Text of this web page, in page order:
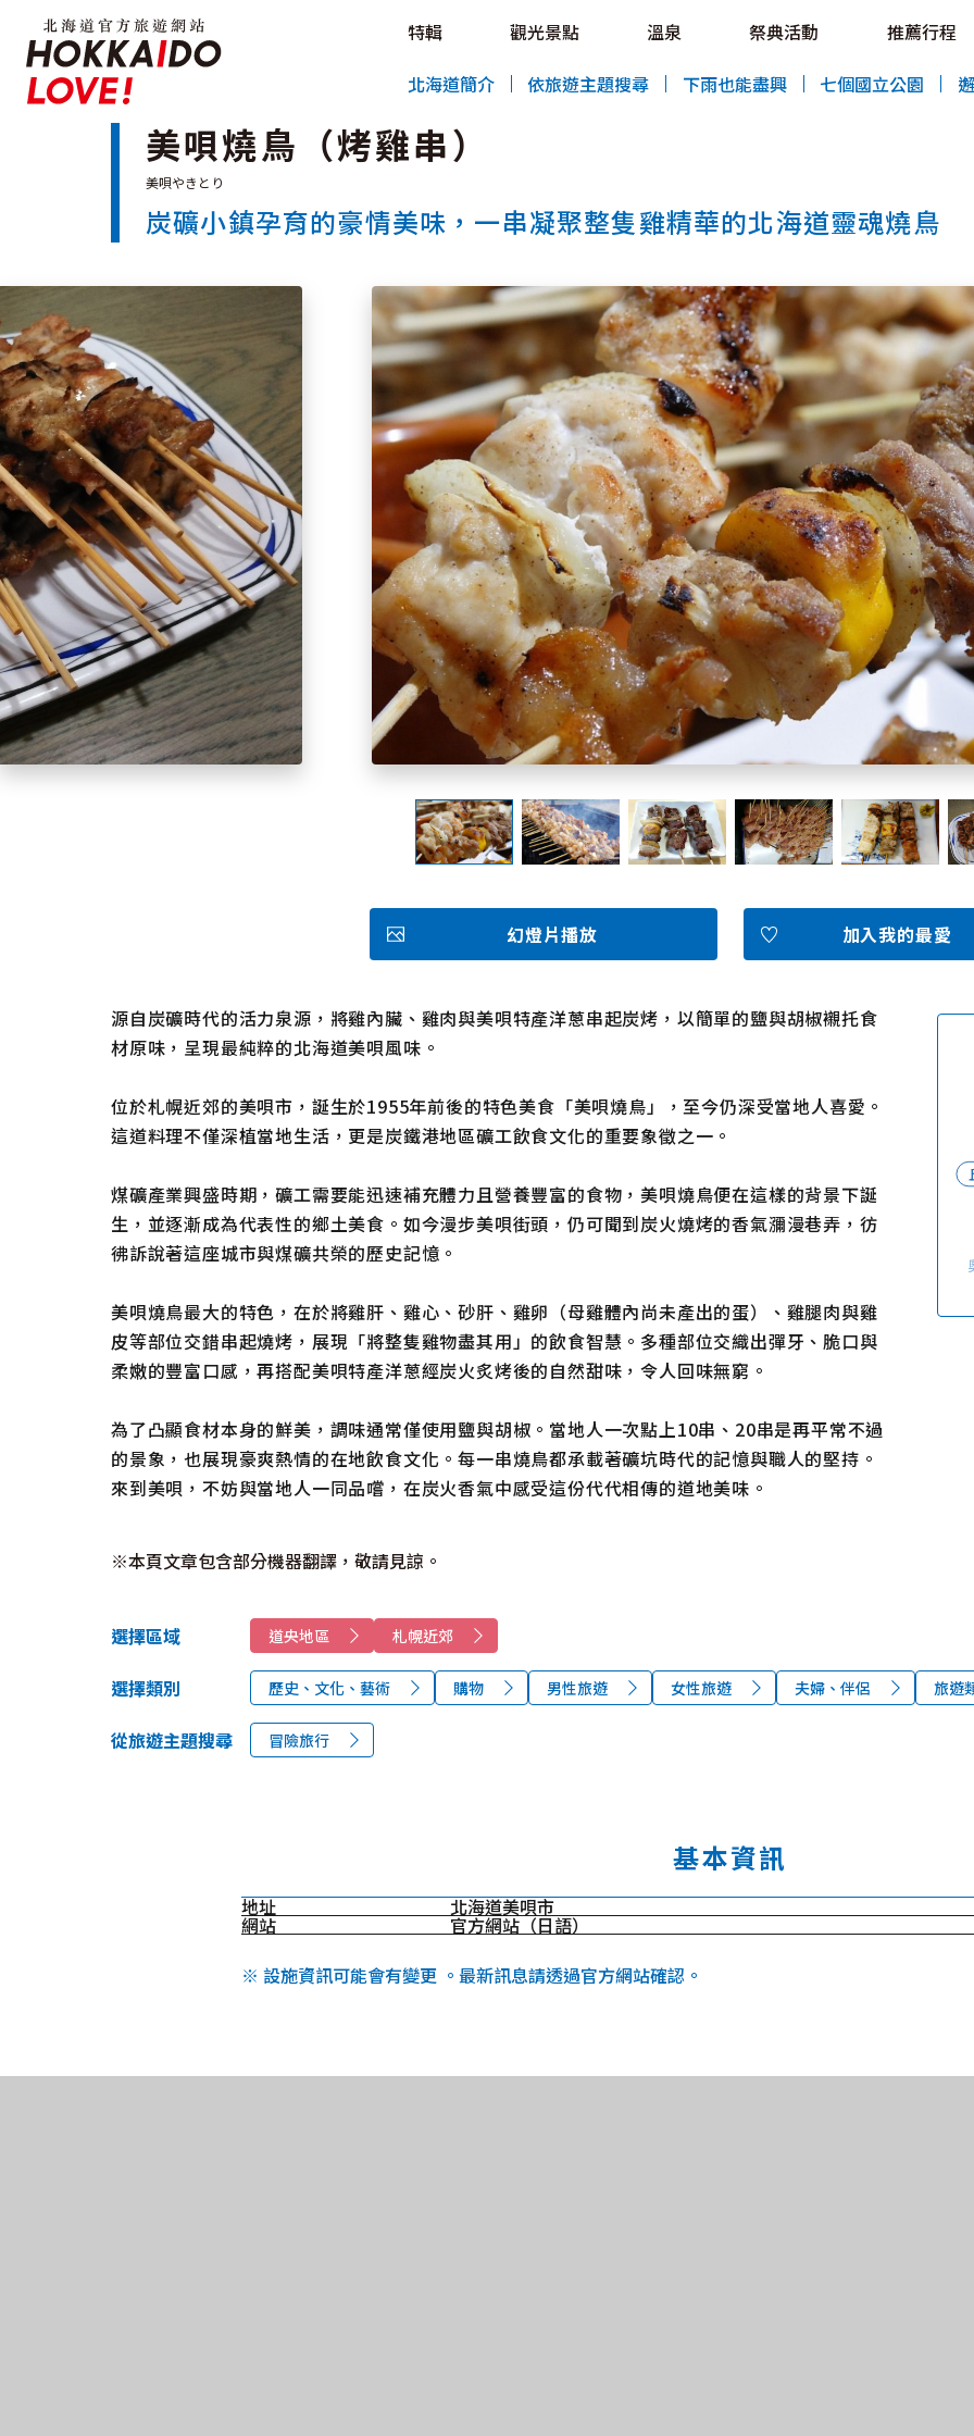
北海道官方旅遊網站 HOKKAIDO LOVE!
北海道官方旅遊網站 HOKKAIDO LOVE!
特輯 觀光景點 溫泉 祭典活動 推薦行程
北海道簡介
依旅遊主題搜尋 下雨也能盡興 七個國立公園
特輯
觀光景點
推薦行程
區域指南
美食
預約
交通指南
北海道簡介
依旅遊主題搜尋
下雨也能盡興
七個國立公園
邂逅絕景
基礎知識
Faceb
ook
照片集
影片
隱私權政策摘要
Cookie 政策
美唄燒鳥（烤雞串）
炭礦小鎮孕育的豪情美味，一串凝聚整隻雞精華的北海道靈魂燒鳥
源自炭礦時代的活力泉源，將雞內臟、雞肉與美唄特產洋蔥串起炭烤，以簡單的鹽與胡椒襯托食
材原味，呈現最純粹的北海道美唄風味。
位於札幌近郊的美唄市，誕生於1955年前後的特色美食「美唄燒鳥」，至今仍深受當地人喜愛。
這道料理不僅深植當地生活，更是炭鐵港地區礦工飲食文化的重要象徵之一。
煤礦產業興盛時期，礦工需要能迅速補充體力且營養豐富的食物，美唄燒鳥便在這樣的背景下誕
生，並逐漸成為代表性的鄉土美食。如今漫步美唄街頭，仍可聞到炭火燒烤的香氣瀰漫巷弄，彷
彿訴說著這座城市與煤礦共榮的歷史記憶。
美唄燒鳥最大的特色，在於將雞肝、雞心、砂肝、雞卵（母雞體內尚未產出的蛋）、雞腿肉與雞
皮等部位交錯串起燒烤，展現「將整隻雞物盡其用」的飲食智慧。多種部位交織出彈牙、脆口與
柔嫩的豐富口感，再搭配美唄特產洋蔥經炭火炙烤後的自然甜味，令人回味無窮。
為了凸顯食材本身的鮮美，調味通常僅使用鹽與胡椒。當地人一次點上10串、20串是再平常不過
的景象，也展現豪爽熱情的在地飲食文化。每一串燒鳥都承載著礦坑時代的記憶與職人的堅持。
來到美唄，不妨與當地人一同品嚐，在炭火香氣中感受這份代代相傳的道地美味。
※本頁文章包含部分機器翻譯，敬請見諒。
幻燈片播放 加入我的最愛
選擇區域 道央地區 札幌近郊
選擇類別 歷史、文化、藝術 購物 男性旅遊 女性旅遊 夫婦、伴侶 旅遊
從旅遊主題搜尋 冒險旅行
基本資訊
地址 北海道美唄市
網站
官方網站（日語）
※ 設施資訊可能會有變更 。最新訊息請透過官方網站確認。